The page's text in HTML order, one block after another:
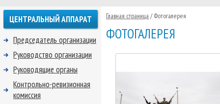
Главная страница / Фотогалерея
ФОТОГАЛЕРЕЯ
ЦЕНТРАЛЬНЫЙ АППАРАТ
Председатель организации
Руководство организации
Руководящие органы
Контрольно-ревизионная
комиссия